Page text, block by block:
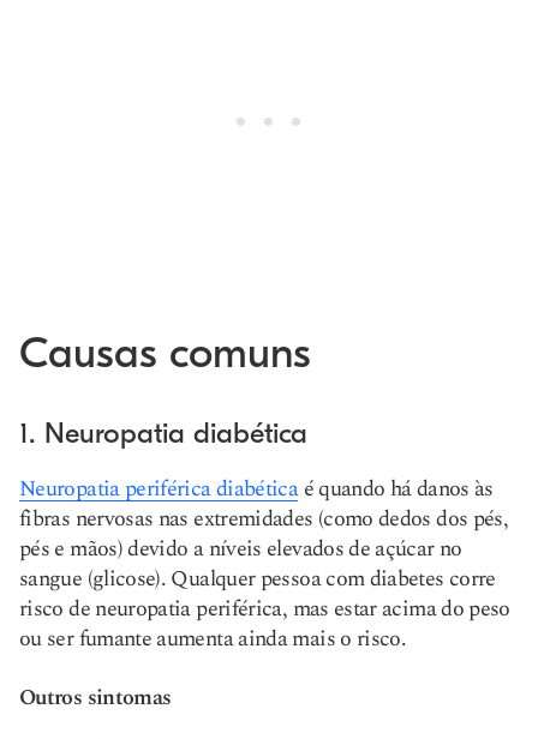
Causas comuns
1. Neuropatia diabética
Neuropatia periférica diabéticaé quando há danos às
fibras nervosas nas extremidades (como dedos dos pés,
pés e mãos) devido a níveis elevados de açúcar no
sangue (glicose). Qualquer pessoa com diabetes corre
risco de neuropatia periférica, mas estar acima do peso
ou ser fumante aumenta ainda mais o risco.
Outros sintomas